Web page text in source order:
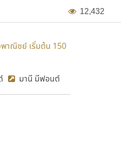
12,432
พาณิชย์ เริ่มต้น 150
มานี มีฟอนต์